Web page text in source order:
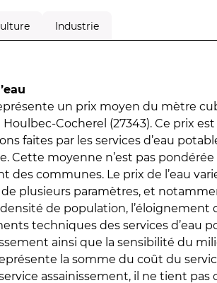
Industrie
un prix moyen du mètre
Cocherel (27343). Ce prix
faites par les services d’eau
Cette moyenne n’est pas
des communes. Le prix de l’eau
plusieurs paramètres, et
de population, l’éloignement
techniques des services d’eau
ainsi que la sensibilité du
la somme du coût du
assainissement, il ne tient pas